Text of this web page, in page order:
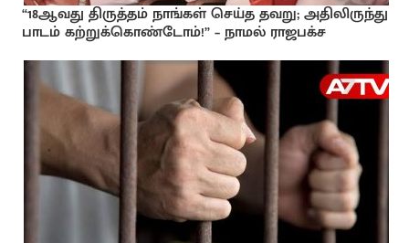
“18ஆவது திருத்தம் நாங்கள் செய்த தவறு; அதிலிருந்து
பாடம் கற்றுக்கொண்டோம்!” – நாமல் ராஜபக்ச